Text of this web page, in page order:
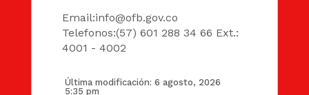
Email:info@ofb.gov.co
Telefonos:(57) 601 288 34 66 Ext.:
4001 - 4002
Última modificación: 6 agosto, 2026
5:35 pm